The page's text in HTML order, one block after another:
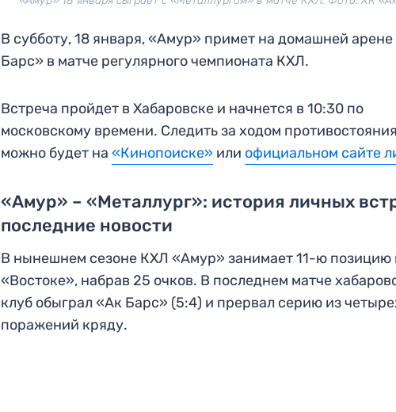
В субботу, 18 января, «Амур» примет на домашней
Барс» в матче регулярного чемпионата КХЛ.
Встреча пройдет в Хабаровске и начнется в 10:30 по
московскому времени. Следить за ходом противостояния
можно будет на«Кинопоиске» или официальном сайте
«Амур» – «Металлург»: история личных
последние новости
В нынешнем сезоне КХЛ «Амур» занимает 11-ю позицию
«Востоке», набрав 25 очков. В последнем матче
клуб обыграл «Ак Барс» (5:4) и прервал серию из
поражений кряду.